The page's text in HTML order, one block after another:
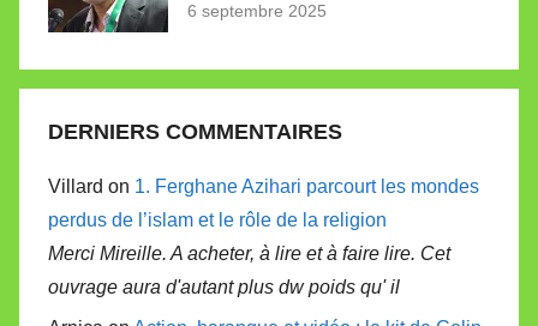
6 septembre 2025
DERNIERS COMMENTAIRES
Villard on 1. Ferghane Azihari parcourt les mondes
perdus de l’islam et le rôle de la religion
Merci Mireille. A acheter, à lire et à faire lire. Cet
ouvrage aura d'autant plus dw poids qu' il